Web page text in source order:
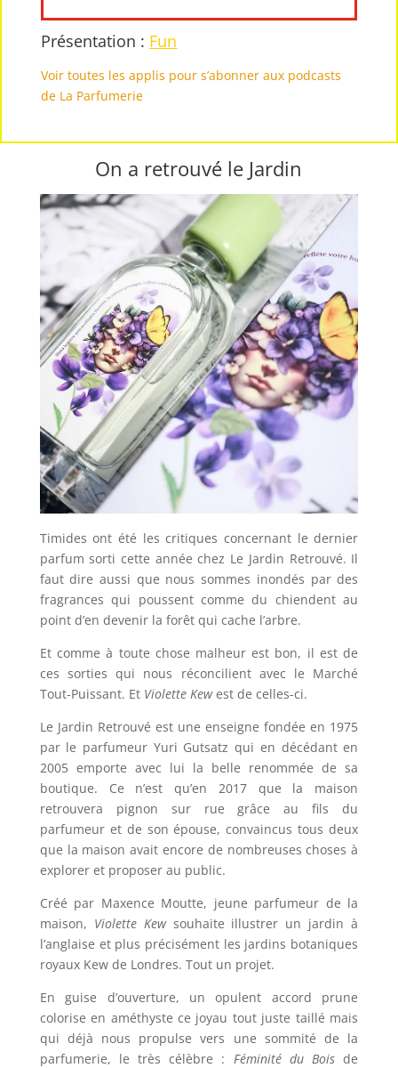
Présentation : Fun
Voir toutes les applis pour s’abonner aux podcasts
de La Parfumerie
On a retrouvé le Jardin
Timides ont été les critiques concernant le dernier
parfum sorti cette année chez Le Jardin Retrouvé. Il
faut dire aussi que nous sommes inondés par des
fragrances qui poussent comme du chiendent au
point d’en devenir la forêt qui cache l’arbre.
Et comme à toute chose malheur est bon, il est de
ces sorties qui nous réconcilient avec le Marché
Tout-Puissant. Et Violette Kewest de celles-ci.
Le Jardin Retrouvé est une enseigne fondée en 1975
par le parfumeur Yuri Gutsatz qui en décédant en
2005 emporte avec lui la belle renommée de sa
boutique. Ce n’est qu’en 2017 que la maison
retrouvera pignon sur rue grâce au fils du
parfumeur et de son épouse, convaincus tous deux
que la maison avait encore de nombreuses choses à
explorer et proposer au public.
Créé par Maxence Moutte, jeune parfumeur de la
maison, Violette Kewsouhaite illustrer un jardin à
l’anglaise et plus précisément les jardins botaniques
royaux Kew de Londres. Tout un projet.
En guise d’ouverture, un opulent accord prune
colorise en améthyste ce joyau tout juste taillé mais
qui déjà nous propulse vers une sommité de la
parfumerie, le très célèbre : Féminité du Bois de